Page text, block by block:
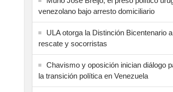
venezolano bajo arresto domiciliario
ULA otorga la Distinción Bicentenario
rescate y socorristas
Chavismo y oposición inician diálogo
la transición política en Venezuela